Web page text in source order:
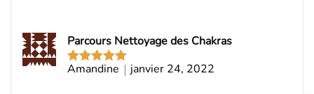
Note5sur
Parcours Nettoyage des Chakras
Amandine
janvier 24, 2022